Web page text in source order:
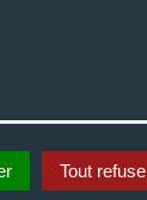
Tout